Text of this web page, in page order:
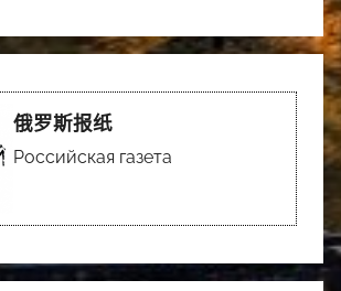
俄罗斯报纸
Российская газета